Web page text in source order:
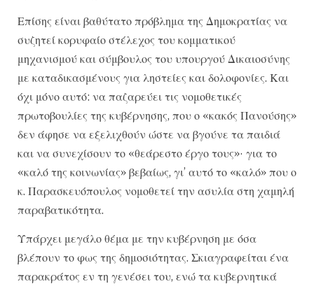
Επίσης είναι βαθύτατο πρόβλημα της Δημοκρατίας να
συζητεί κορυφαίο στέλεχος του κομματικού
μηχανισμού και σύμβουλος του υπουργού Δικαιοσύνης
με καταδικασμένους για ληστείες και δολοφονίες. Και
όχι μόνο αυτό: να παζαρεύει τις νομοθετικές
πρωτοβουλίες της κυβέρνησης, που ο «κακός Πανούσης»
δεν άφησε να εξελιχθούν ώστε να βγούνε τα παιδιά
και να συνεχίσουν το «θεάρεστο έργο τους»· για το
«καλό της κοινωνίας» βεβαίως, γι’ αυτό το «καλό» που ο
κ. Παρασκευόπουλος νομοθετεί την ασυλία στη χαμηλή
παραβατικότητα.
Υπάρχει μεγάλο θέμα με την κυβέρνηση με όσα
βλέπουν το φως της δημοσιότητας. Σκιαγραφείται ένα
παρακράτος εν τη γενέσει του, ενώ τα κυβερνητικά